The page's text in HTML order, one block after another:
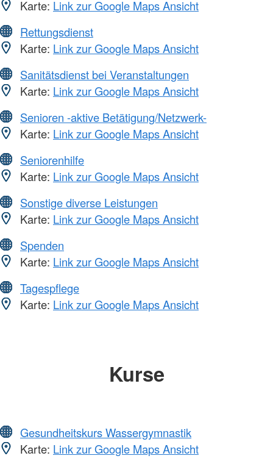
Karte: Link zur Google Maps Ansicht
Rettungsdienst
Karte: Link zur Google Maps Ansicht
Sanitätsdienst bei Veranstaltungen
Karte: Link zur Google Maps Ansicht
Senioren -aktive Betätigung/Netzwerk-
Karte: Link zur Google Maps Ansicht
Seniorenhilfe
Karte: Link zur Google Maps Ansicht
Sonstige diverse Leistungen
Karte: Link zur Google Maps Ansicht
Spenden
Karte: Link zur Google Maps Ansicht
Tagespflege
Karte: Link zur Google Maps Ansicht
Kurse
Gesundheitskurs Wassergymnastik
Karte: Link zur Google Maps Ansicht